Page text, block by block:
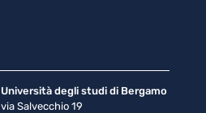
Università degli studi di Bergamo
via Salvecchio 19